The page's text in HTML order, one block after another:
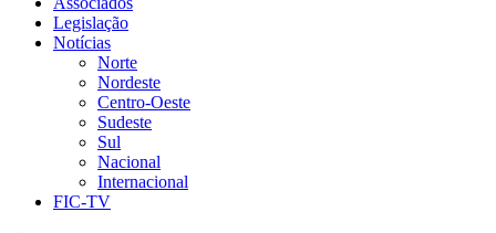
Legislação
Notícias
Norte
Nordeste
Centro-Oeste
Sudeste
Sul
Nacional
Internacional
FIC-TV